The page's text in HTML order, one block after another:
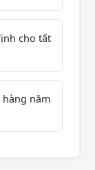
cho tất
năm